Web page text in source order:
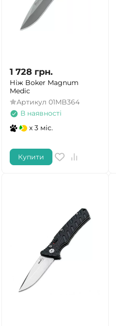
1 728 грн.
Ніж Boker Magnum
Medic
Артикул 01MB364
В наявності
x 3 міс.
Купити